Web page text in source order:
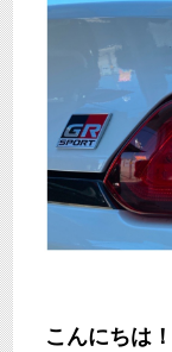
こんにちは！